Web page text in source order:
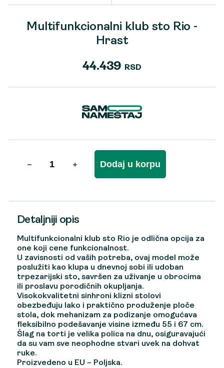
Multifunkcionalni klub sto Rio -
Hrast
44.439 RSD
Dodaj u korpu
Detaljniji opis
Multifunkcionalni klub sto Rio je odlična opcija za
one koji cene funkcionalnost.
U zavisnosti od vaših potreba, ovaj model može
poslužiti kao klupa u dnevnoj sobi ili udoban
trpezarijski sto, savršen za uživanje u obrocima
ili proslavu porodičnih okupljanja.
Visokokvalitetni sinhroni klizni stolovi
obezbeđuju lako i praktično produženje ploče
stola, dok mehanizam za podizanje omogućava
fleksibilno podešavanje visine između 55 i 67 cm.
Šlag na torti je velika polica na dnu, osiguravajući
da su vam sve neophodne stvari uvek na dohvat
ruke.
Proizvedeno u EU – Poljska.